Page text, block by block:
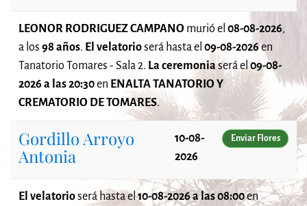
LEONOR RODRIGUEZ CAMPANO murió el 08-08-2026,
a los 98 años. El velatorioserá hasta el 09-08-2026en
Tanatorio Tomares - Sala 2. La ceremoniaserá el09-08-
2026 a las 20:30en ENALTA TANATORIO Y
CREMATORIO DE TOMARES.
Gordillo Arroyo
Antonia
10-08-
2026
Enviar Flores
El velatorioseráhasta el10-08-2026 a las 08:00en